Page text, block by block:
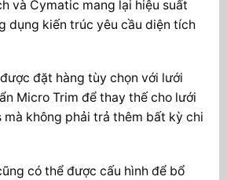
và Cymatic mang lại hiệu suất
dụng kiến ​​trúc yêu cầu diện tích
đặt hàng tùy chọn với lưới
Micro Trim để thay thế cho lưới
mà không phải trả thêm bất kỳ chi
có thể được cấu hình để bổ